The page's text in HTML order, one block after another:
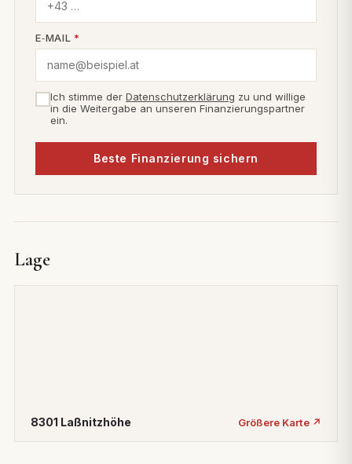
E‑MAIL *
Ich stimme der Datenschutzerklärung zu und willige
in die Weitergabe an unseren Finanzierungspartner
ein.
Beste Finanzierung sichern
Lage
8301 Laßnitzhöhe Größere Karte ↗